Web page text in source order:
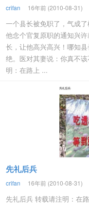
crifan 16年前 (2010-08-31)
一个县长被免职了，气成
他念个官复原职的通知兴
长，让他高兴高兴！哪知
绝。医对其妻说：你真不
明：在路上 ...
先礼后兵
crifan 16年前 (2010-08-31)
先礼后兵 转载请注明：在